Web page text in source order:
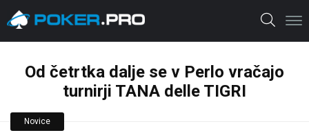
Od četrtka dalje se v Perlo vračajo
turnirji TANA delle TIGRI
Novice